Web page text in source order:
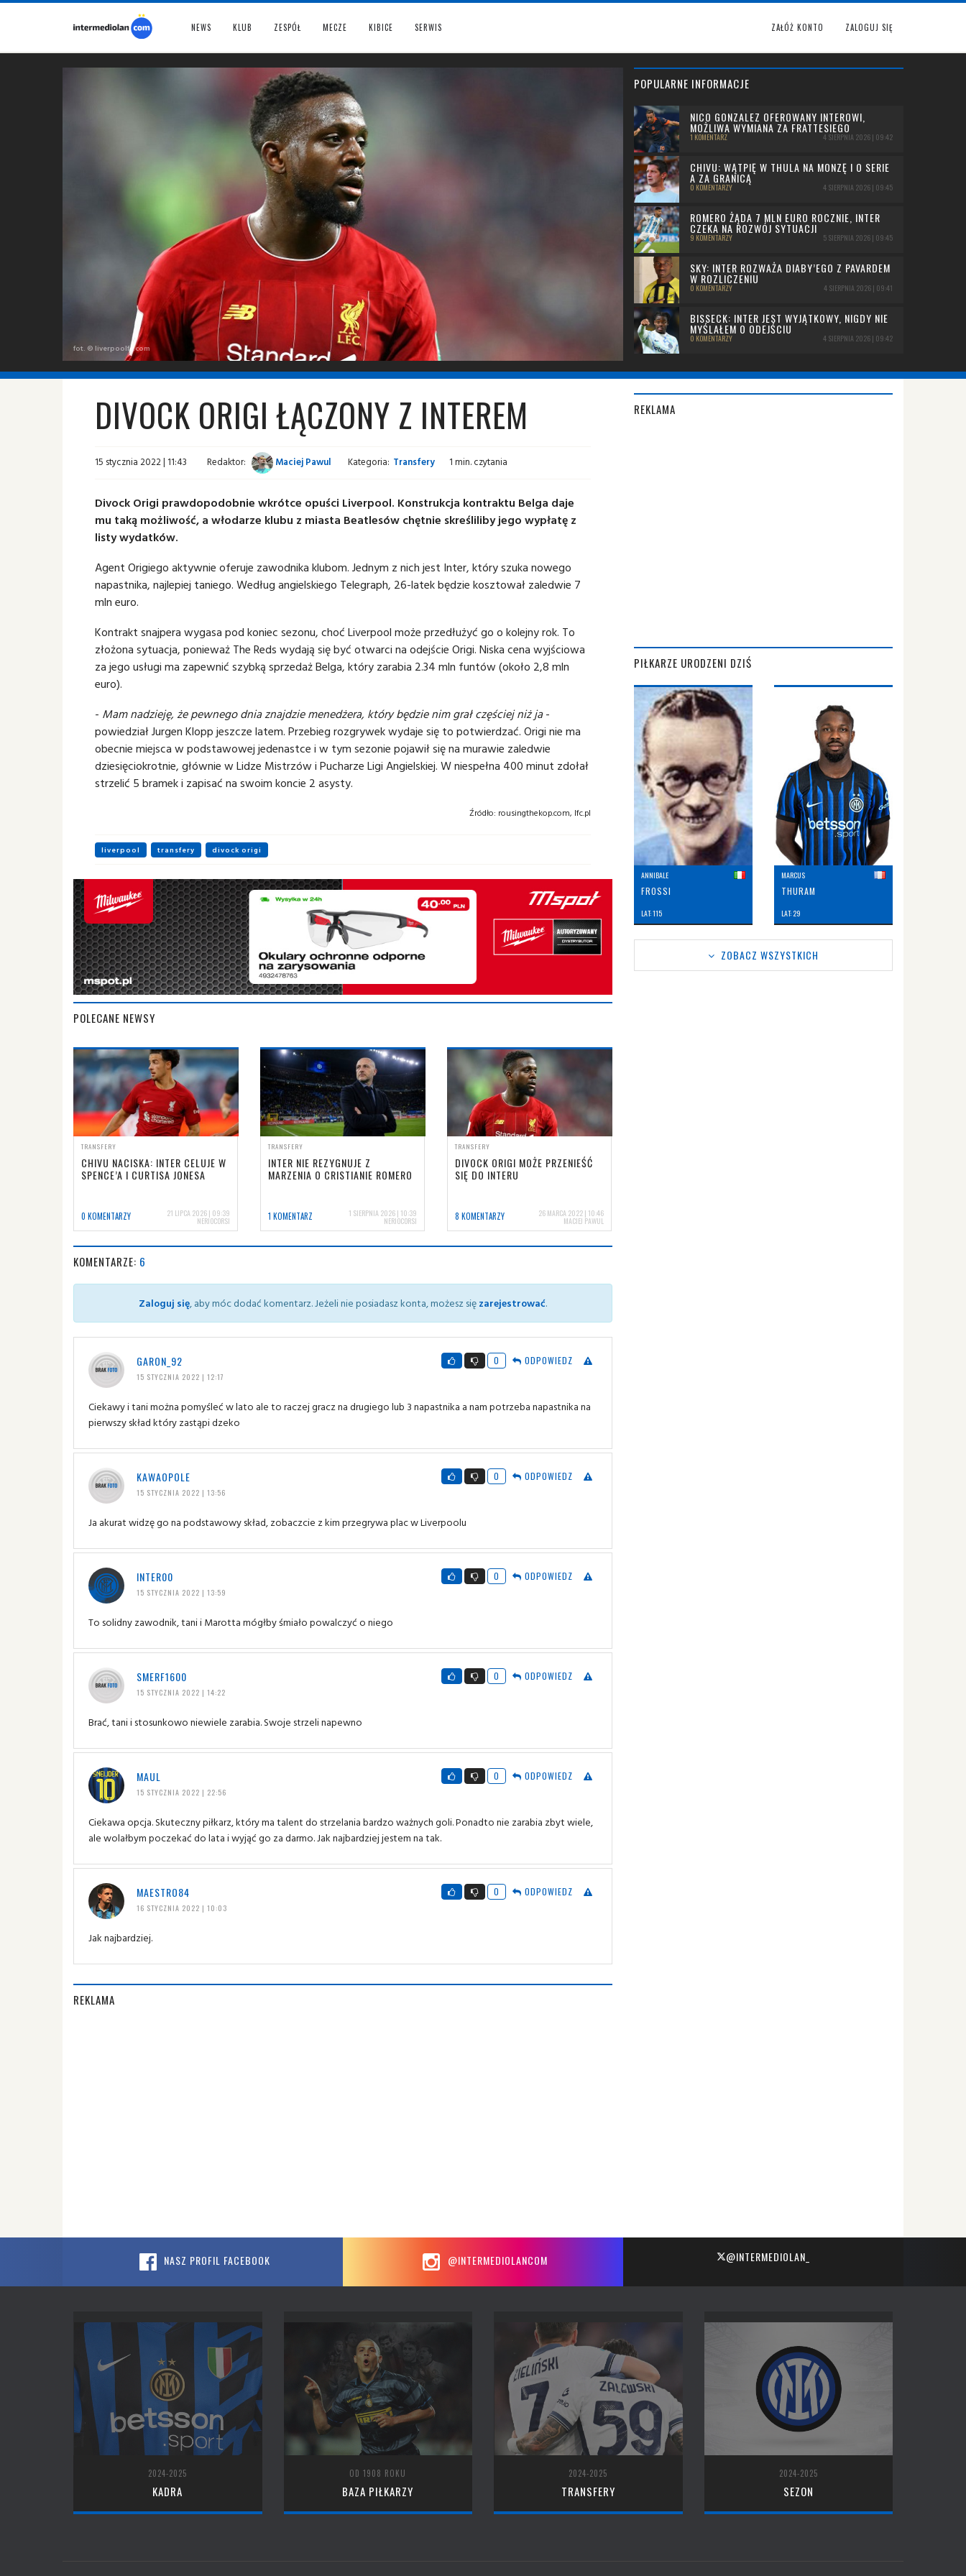
NEWS KLUB ZESPÓŁ MECZE KIBICE SERWIS ZAŁÓŻ KONTO ZALOGUJ SIĘ
fot. © liverpoolfc.com
POPULARNE INFORMACJE
NICO GONZALEZ OFEROWANY INTEROWI,
MOŻLIWA WYMIANA ZA FRATTESIEGO
1 KOMENTARZ 4 SIERPNIA 2026 | 09:42
CHIVU: WĄTPIĘ W THULA NA MONZĘ I O SERIE
A ZA GRANICĄ
0 KOMENTARZY 4 SIERPNIA 2026 | 09:45
ROMERO ŻĄDA 7 MLN EURO ROCZNIE, INTER
CZEKA NA ROZWÓJ SYTUACJI
9 KOMENTARZY 5 SIERPNIA 2026 | 09:45
SKY: INTER ROZWAŻA DIABY’EGO Z PAVARDEM
W ROZLICZENIU
0 KOMENTARZY 4 SIERPNIA 2026 | 09:41
BISSECK: INTER JEST WYJĄTKOWY, NIGDY NIE
MYŚLAŁEM O ODEJŚCIU
0 KOMENTARZY 4 SIERPNIA 2026 | 09:42
DIVOCK ORIGI ŁĄCZONY Z INTEREM
15 stycznia 2022 | 11:43 Redaktor: Maciej Pawul Kategoria: Transfery 1 min. czytania
Divock Origi prawdopodobnie wkrótce opuści Liverpool. Konstrukcja kontraktu Belga daje
mu taką możliwość, a włodarze klubu z miasta Beatlesów chętnie skreśliliby jego wypłatę z
listy wydatków.
Agent Origiego aktywnie oferuje zawodnika klubom. Jednym z nich jest Inter, który szuka nowego
napastnika, najlepiej taniego. Według angielskiego Telegraph, 26-latek będzie kosztował zaledwie 7
mln euro.
Kontrakt snajpera wygasa pod koniec sezonu, choć Liverpool może przedłużyć go o kolejny rok. To
złożona sytuacja, ponieważ The Reds wydają się być otwarci na odejście Origi. Niska cena wyjściowa
za jego usługi ma zapewnić szybką sprzedaż Belga, który zarabia 2.34 mln funtów (około 2,8 mln
euro).
- Mam nadzieję, że pewnego dnia znajdzie menedżera, który będzie nim grał częściej niż ja-
powiedział Jurgen Klopp jeszcze latem. Przebieg rozgrywek wydaje się to potwierdzać. Origi nie ma
obecnie miejsca w podstawowej jedenastce i w tym sezonie pojawił się na murawie zaledwie
dziesięciokrotnie, głównie w Lidze Mistrzów i Pucharze Ligi Angielskiej. W niespełna 400 minut zdołał
strzelić 5 bramek i zapisać na swoim koncie 2 asysty.
Źródło: rousingthekop.com, lfc.pl
liverpool transfery divock origi
POLECANE NEWSY
TRANSFERY
CHIVU NACISKA: INTER CELUJE W
SPENCE’A I CURTISA JONESA
0 KOMENTARZY 21 LIPCA 2026 | 09:39
NERIOCORSI
TRANSFERY
INTER NIE REZYGNUJE Z
MARZENIA O CRISTIANIE ROMERO
1 KOMENTARZ 1 SIERPNIA 2026 | 10:39
NERIOCORSI
TRANSFERY
DIVOCK ORIGI MOŻE PRZENIEŚĆ
SIĘ DO INTERU
8 KOMENTARZY 26 MARCA 2022 | 10:46
MACIEJ PAWUL
KOMENTARZE: 6
Zaloguj się, aby móc dodać komentarz. Jeżeli nie posiadasz konta, możesz sięzarejestrować.
GARON_92
15 STYCZNIA 2022 | 12:17
0 ODPOWIEDZ
Ciekawy i tani można pomyśleć w lato ale to raczej gracz na drugiego lub 3 napastnika a nam potrzeba napastnika na
pierwszy skład który zastąpi dzeko
KAWAOPOLE
15 STYCZNIA 2022 | 13:56
0 ODPOWIEDZ
Ja akurat widzę go na podstawowy skład, zobaczcie z kim przegrywa plac w Liverpoolu
INTER00
15 STYCZNIA 2022 | 13:59
0 ODPOWIEDZ
To solidny zawodnik, tani i Marotta mógłby śmiało powalczyć o niego
SMERF1600
15 STYCZNIA 2022 | 14:22
0 ODPOWIEDZ
Brać, tani i stosunkowo niewiele zarabia. Swoje strzeli napewno
MAUL
15 STYCZNIA 2022 | 22:56
0 ODPOWIEDZ
Ciekawa opcja. Skuteczny piłkarz, który ma talent do strzelania bardzo ważnych goli. Ponadto nie zarabia zbyt wiele,
ale wolałbym poczekać do lata i wyjąć go za darmo. Jak najbardziej jestem na tak.
MAESTRO84
16 STYCZNIA 2022 | 10:03
0 ODPOWIEDZ
Jak najbardziej.
REKLAMA
REKLAMA
PIŁKARZE URODZENI DZIŚ
ANNIBALE
FROSSI
LAT: 115
MARCUS
THURAM
LAT: 29
ZOBACZ WSZYSTKICH
NASZ PROFIL FACEBOOK @INTERMEDIOLANCOM @INTERMEDIOLAN_
2024-2025
KADRA
OD 1908 ROKU
BAZA PIŁKARZY
2024-2025
TRANSFERY
2024-2025
SEZON